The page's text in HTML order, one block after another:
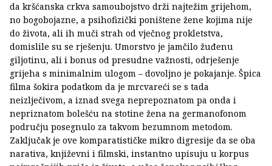
da kršćanska crkva samoubojstvo drži najtežim grijehom,
no bogobojazne, a psihofizički poništene žene kojima nije
do života, ali ih muči strah od vječnog prokletstva,
domislile su se rješenju. Umorstvo je jamčilo žuđenu
giljotinu, ali i bonus od presudne važnosti, odrješenje
grijeha s minimalnim ulogom – dovoljno je pokajanje. Špica
filma šokira podatkom da je mrcvareći se s tada
neizlječivom, a iznad svega neprepoznatom pa onda i
nepriznatom bolešću na stotine žena na germanofonom
području posegnulo za takvom bezumnom metodom.
Zaključak je ove komparatističke mikro digresije da se oba
narativa, književni i filmski, instantno upisuju u korpus